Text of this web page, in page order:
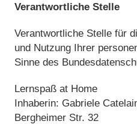
Verantwortliche Stelle
Verantwortliche Stelle für
und Nutzung Ihrer
Sinne des
Lernspaß at Home
Inhaberin: Gabriele
Bergheimer Str. 32